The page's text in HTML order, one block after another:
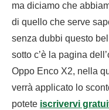
ma diciamo che
di quello che serve
senza dubbi questo
sotto c’è la pagina
Oppo Enco X2, nella
verrà applicato lo
potete iscrivervi